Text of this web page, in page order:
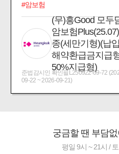
#암보험
(무)흥Good 모두
암보험
종(세만기형)(납
해약환급금지급
50%지급형)
준법감시인 확인필L250922-09-72
09-22 ~ 2026-09-21)
궁금할 땐 부담
평일 9시 ~ 21시 /